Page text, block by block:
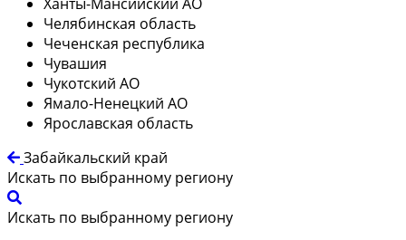
Челябинская область
Чеченская республика
Чувашия
Чукотский АО
Ямало-Ненецкий АО
Ярославская область
Забайкальский край
Искать по выбранному региону
Искать по выбранному региону